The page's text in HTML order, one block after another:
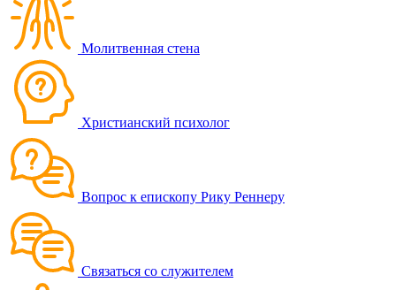
Молитвенная стена
Христианский психолог
Вопрос к епископу Рику Реннеру
Связаться со служителем